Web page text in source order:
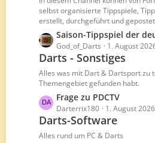
ä
g
e
t
e
B
e
i
t
r
ä
g
e
selbst organisierte Tippspiele,
erstellt, durchgeführt und
L
e
t
z
t
e
B
e
i
Saison-Tippspiel der
God_of_Darts 1. August
Darts - Sonstiges
Alles was mit Dart & Dartsport zu
Themengebiet gefunden habt.
L
e
t
z
Frage zu PDCTV
Darterrix180 1. August
Darts-Software
Alles rund um PC & Darts